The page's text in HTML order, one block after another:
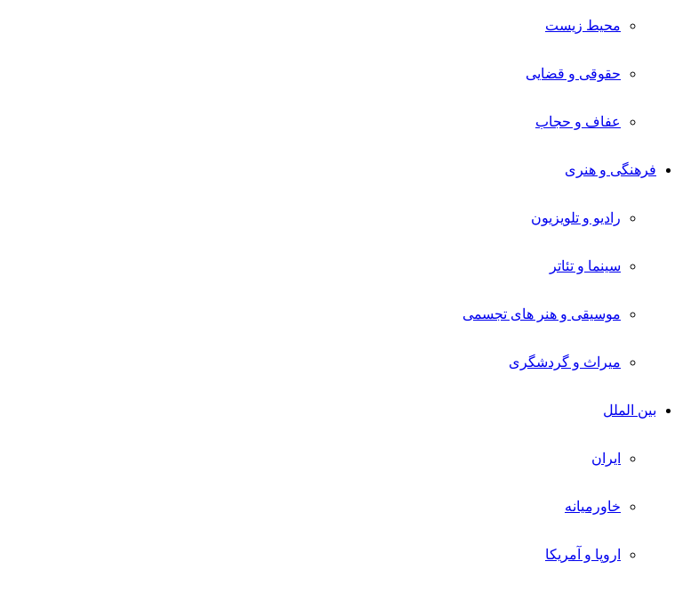
محیط زیست
حقوقی و قضایی
عفاف و حجاب
فرهنگی و هنری
رادیو و تلویزیون
سینما و تئاتر
موسیقی و هنر های تجسمی
میراث و گردشگری
بین الملل
ایران
خاورمیانه
اروپا و آمریکا